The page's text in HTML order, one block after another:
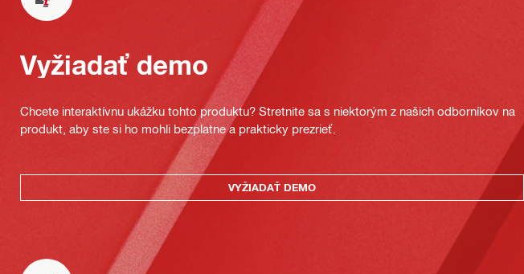
Vyžiadať demo
Chcete interaktívnu ukážku tohto produktu? Stretnite sa s niektorým z našich odborníkov na
produkt, aby ste si ho mohli bezplatne a prakticky prezrieť.
VYŽIADAŤ DEMO